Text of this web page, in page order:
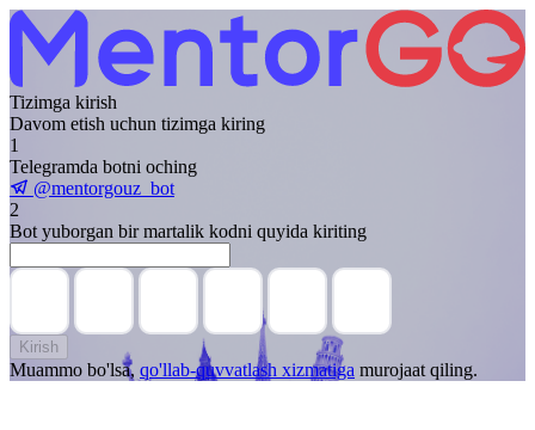
Tizimga kirish
Davom etish uchun tizimga kiring
1
Telegramda botni oching
@mentorgouz_bot
2
Bot yuborgan bir martalik kodni quyida kiriting
Kirish
Muammo bo'lsa, qo'llab-quvvatlash xizmatiga murojaat qiling.